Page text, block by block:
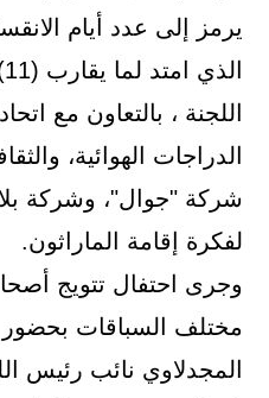
يرمز إلى عدد أيام
اللجنة ، بالتعاون مع
الدراجات الهوائية،
شركة "جوال"، وشركة
لفكرة إقامة الماراثون.
وجرى احتفال تتويج
مختلف السباقات بحضور
المجدلاوي نائب رئيس